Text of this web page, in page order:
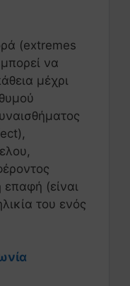
(extremes
να
μέχρι
(είναι
του ενός